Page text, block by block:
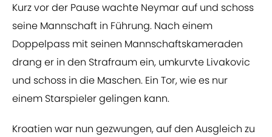
Kurz vor der Pause wachte Neymar auf und schoss
seine Mannschaft in Führung. Nach einem
Doppelpass mit seinen Mannschaftskameraden
drang er in den Strafraum ein, umkurvte Livakovic
und schoss in die Maschen. Ein Tor, wie es nur
einem Starspieler gelingen kann.
Kroatien war nun gezwungen, auf den Ausgleich zu